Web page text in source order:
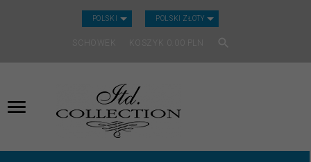
POLSKI CURRENCY_H
POLSKI ZŁOTY
SCHOWEK KOSZYK